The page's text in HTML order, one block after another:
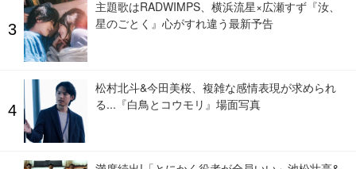
主題歌はRADWIMPS、横浜流星×広瀬すず『汝、
星のごとく』心がすれ違う最新予告
松村北斗&今田美桜、複雑な感情表現が求められ
る...『白鳥とコウモリ』場面写真